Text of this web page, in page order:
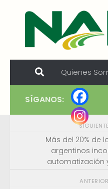
Skip to content
Quienes
SÍGANOS:
SIGUIENTE
Más del 20% de
argentinos
automatización
ANTERIOR